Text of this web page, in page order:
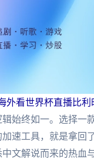
外看世界杯直播比
始终如一。选择一
速工具，就是拿回
文解说而来的热血